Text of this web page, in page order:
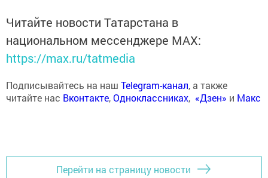
Читайте новости Татарстана в
национальном мессенджере MАХ:
https://max.ru/tatmedia
Подписывайтесь на наш Telegram-канал, а также
читайте нас Вконтакте,Одноклассниках, «Дзен» и Макс
Перейти на страницу новости